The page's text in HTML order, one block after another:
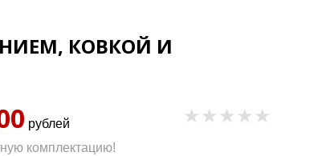
КОВКОЙ И
рублей
комплектацию!